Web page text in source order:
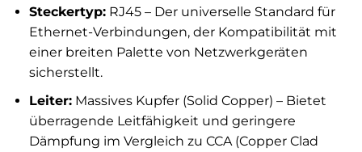
Steckertyp:RJ45 – Der universelle Standard für
Ethernet-Verbindungen, der Kompatibilität mit
einer breiten Palette von Netzwerkgeräten
sicherstellt.
Leiter:Massives Kupfer (Solid Copper) – Bietet
überragende Leitfähigkeit und geringere
Dämpfung im Vergleich zu CCA (Copper Clad